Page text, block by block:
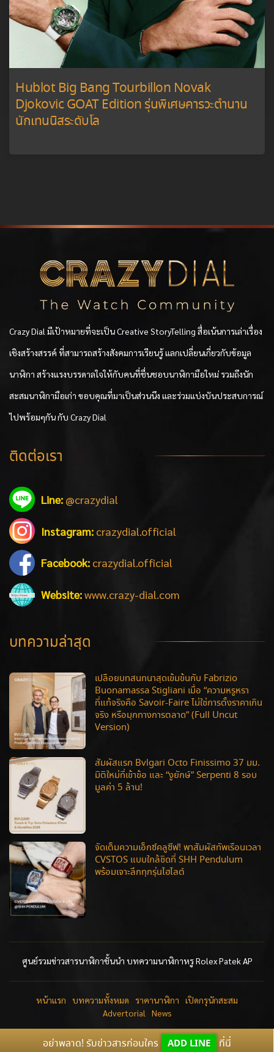
Hublot Big Bang Tourbillon Novak
Djokovic GOAT Edition รุ่นพิเศษคารวะตำนาน
นักเทนนิสระดับโล
Crazy Dial มีเป้าหมายที่จะเป็น Creative StoryTelling สื่อเน้นการเล่าเรื่อง
เชิงสร้างสรรค์ ที่สามารถสร้างสังคมการเรียนรู้ แลกเปลี่ยนเกี่ยวกับข้อมูล
นาฬิกา สร้างแรงบรรดาลใจให้กับคนที่ชื่นชอบนาฬิกามือใหม่ รวมถึงนัก
สะสมนาฬิกามือเก่า ขอบคุณที่มาเป็นส่วนนึง และร่วมแบ่งบันประสบการณ์
ไปพร้อมๆกัน กับ Crazy Dial
ติดต่อเรา
Line: @crazydial
Instagram: crazydial.official
Facebook: crazydial.official
Website:www.crazy-dial.com
บทความล่าสุด
เปลือยบทสนทนาสุดเข้มข้นกับ Fabrizio
Buonamassa Stigliani เมื่อ “ความหรูหรา
ที่แท้จริงคือ Savoir-Faire ไม่ใช่การตั้งราคาเกิน
จริง หรือมุกทางการตลาด” (Full Uncut
Version)
สัมผัสแรก Bvlgari Octo Finissimo 37 มม.
มิติใหม่ที่เข้าข้อ และ “งูยักษ์” Serpenti 8 รอบ
มูลค่า 5 ล้าน!
จัดเต็มความเอ็กซ์คลูซีฟ! พาสัมผัสทัพเรือนเวลา
CVSTOS แบบใกล้ชิดที่ SHH Pendulum
พร้อมเจาะลึกทุกรุ่นไฮไลต์
ศูนย์รวมข่าวสารนาฬิกาชั้นนำ บทความนาฬิกาหรู Rolex Patek AP
หน้าแรก บทความทั้งหมด ราคานาฬิกา
เปิดกรุนักสะสม
Advertorial
News
อย่าพลาด! รับข่าวสารก่อนใคร ADD LINE ที่นี่